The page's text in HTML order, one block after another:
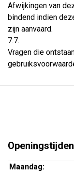
Afwijkingen van
bindend indien
zijn aanvaard.
7.7.
Vragen die
Openingstijden
Maandag: